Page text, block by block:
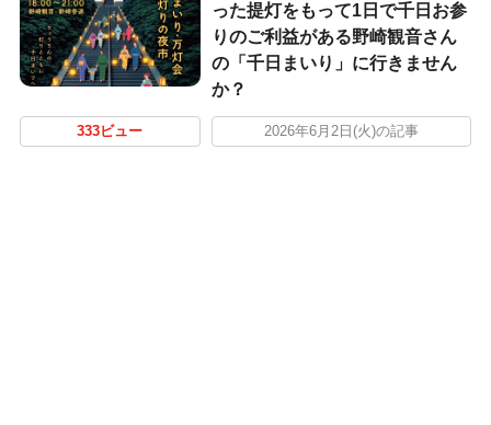
った提灯をもって1日で千日お参
りのご利益がある野崎観音さん
の「千日まいり」に行きません
か？
333ビュー 2026年6月2日(火)の記事